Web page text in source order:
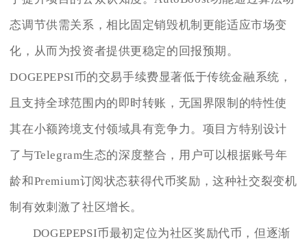
态调节供需关系，相比固定销毁机制更能适应市场变
化，从而为投资者提供更稳定的回报预期。
DOGEPEPSI币的交易手续费显著低于传统金融系统，
且支持全球范围内的即时转账，无国界限制的特性使
其在小额跨境支付领域具有竞争力。项目方特别设计
了与Telegram生态的深度整合，用户可以根据账号年
龄和Premium订阅状态获得代币奖励，这种社交裂变机
制有效刺激了社区增长。
DOGEPEPSI币最初定位为社区奖励代币，但逐渐